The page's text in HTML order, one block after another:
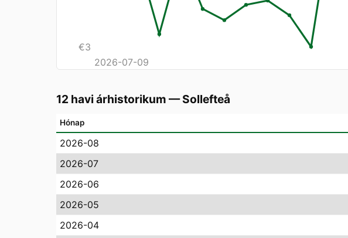
€3
2026-07-09
12 havi árhistorikum —Sollefteå
Hónap
2026-08
2026-07
2026-06
2026-05
2026-04